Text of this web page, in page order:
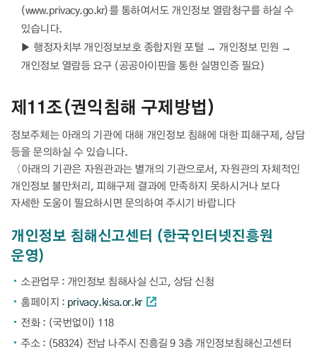
(www.privacy.go.kr)를 통하여서도 개인정보 열람청구를 하실 수
있습니다.
▶ 행정자치부 개인정보보호 종합지원 포털 → 개인정보 민원 →
개인정보 열람등 요구 (공공아이핀을 통한 실명인증 필요)
제11조(권익침해 구제방법)
정보주체는 아래의 기관에 대해 개인정보 침해에 대한 피해구제, 상담
등을 문의하실 수 있습니다.
〈아래의 기관은 자원관과는 별개의 기관으로서, 자원관의 자체적인
개인정보 불만처리, 피해구제 결과에 만족하지 못하시거나 보다
자세한 도움이 필요하시면 문의하여 주시기 바랍니다
개인정보 침해신고센터 (한국인터넷진흥원
운영)
소관업무 : 개인정보 침해사실 신고, 상담 신청
홈페이지 : privacy.kisa.or.kr
전화 : (국번없이) 118
주소 : (58324) 전남 나주시 진흥길 9 3층 개인정보침해신고센터